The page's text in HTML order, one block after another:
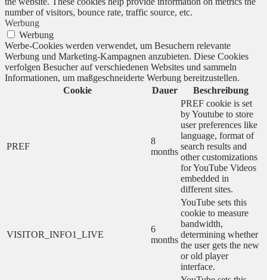
number of visitors, bounce rate, traffic source, etc.
Werbung
Werbung
Werbe-Cookies werden verwendet, um Besuchern relevante
Werbung und Marketing-Kampagnen anzubieten. Diese Cookies
verfolgen Besucher auf verschiedenen Websites und sammeln
Informationen, um maßgeschneiderte Werbung bereitzustellen.
Cookie
Dauer Beschreibung
PREF
8
months
PREF cookie is set
by Youtube to store
user preferences like
language, format of
search results and
other customizations
for YouTube Videos
embedded in
different sites.
VISITOR_INFO1_LIVE
6
months
YouTube sets this
cookie to measure
bandwidth,
determining whether
the user gets the new
or old player
interface.